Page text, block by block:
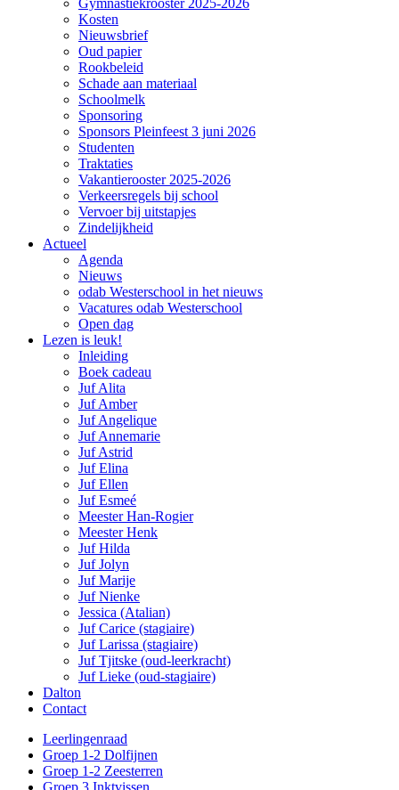
Gymnastiekrooster 2025-2026
Kosten
Nieuwsbrief
Oud papier
Rookbeleid
Schade aan materiaal
Schoolmelk
Sponsoring
Sponsors Pleinfeest 3 juni 2026
Studenten
Traktaties
Vakantierooster 2025-2026
Verkeersregels bij school
Vervoer bij uitstapjes
Zindelijkheid
Actueel
Agenda
Nieuws
odab Westerschool in het nieuws
Vacatures odab Westerschool
Open dag
Lezen is leuk!
Inleiding
Boek cadeau
Juf Alita
Juf Amber
Juf Angelique
Juf Annemarie
Juf Astrid
Juf Elina
Juf Ellen
Juf Esmeé
Meester Han-Rogier
Meester Henk
Juf Hilda
Juf Jolyn
Juf Marije
Juf Nienke
Jessica (Atalian)
Juf Carice (stagiaire)
Juf Larissa (stagiaire)
Juf Tjitske (oud-leerkracht)
Juf Lieke (oud-stagiaire)
Dalton
Contact
Leerlingenraad
Groep 1-2 Dolfijnen
Groep 1-2 Zeesterren
Groep 3 Inktvissen